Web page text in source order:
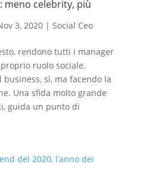
meno celebrity, più
3, 2020| Social Ceo
rendono tutti i manager
ruolo sociale.
sì, ma facendo la
Una sfida molto grande
guida un punto di